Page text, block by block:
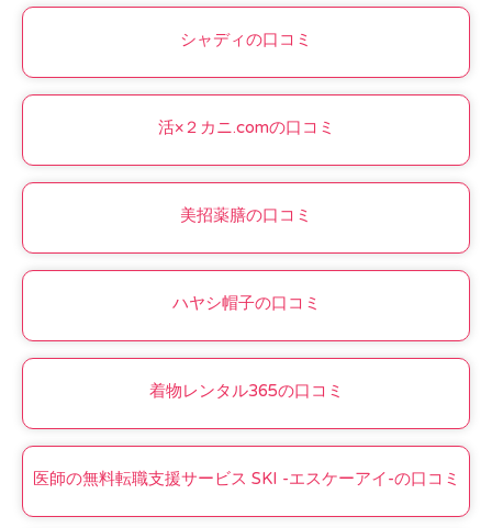
シャディの口コミ
活×２カニ.comの口コミ
美招薬膳の口コミ
ハヤシ帽子の口コミ
着物レンタル365の口コミ
医師の無料転職支援サービス SKI -エスケーアイ-の口コミ